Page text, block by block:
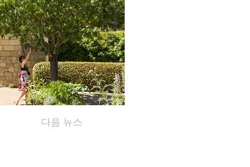
다음 뉴스